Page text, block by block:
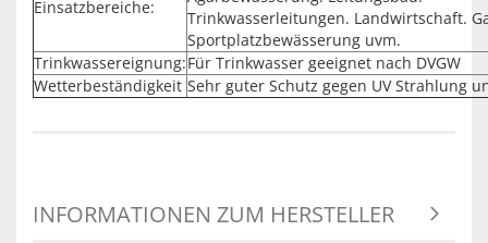
Einsatzbereiche:
Trinkwasserleitungen. Landwirtschaft.
Sportplatzbewässerung uvm.
Trinkwassereignung:Für Trinkwasser geeignet nach DVGW
Wetterbeständigkeit Sehr guter Schutz gegen UV Strahlung
INFORMATIONEN ZUM HERSTELLER